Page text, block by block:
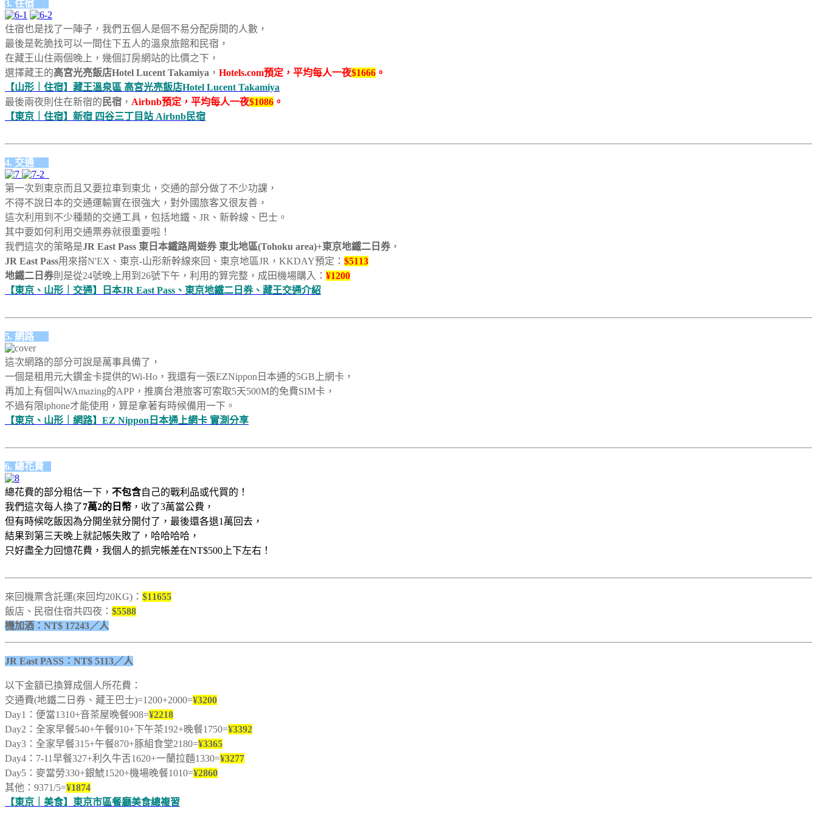
3. 住宿
住宿也是找了一陣子，我們五個人是個不易分配房間的人數，
最後是乾脆找可以一間住下五人的溫泉旅館和民宿，
在藏王山住兩個晚上，幾個訂房網站的比價之下，
選擇藏王的高宮光亮飯店Hotel Lucent Takamiya ， Hotels.com預定，平均每人一夜$1666 。
【山形｜住宿】藏王溫泉區 高宮光亮飯店Hotel Lucent Takamiya
最後兩夜則住在新宿的 民宿 ， Airbnb預定，平均每人一夜$1086 。
【東京｜住宿】新宿 四谷三丁目站 Airbnb民宿
4. 交通
第一次到東京而且又要拉車到東北，交通的部分做了不少功課，
不得不說日本的交通運輸實在很強大，對外國旅客又很友善，
這次利用到不少種類的交通工具，包括地鐵、JR、新幹線、巴士。
其中要如何利用交通票券就很重要啦！
我們這次的策略是JR East Pass 東日本鐵路周遊券 東北地區(Tohoku area)+東京地鐵二日券，
JR East Pass用來搭N'EX、東京-山形新幹線來回、東京地區JR，KKDAY預定： $5113
地鐵二日券則是從24號晚上用到26號下午，利用的算完整，成田機場購入： ¥1200
【東京、山形｜交通】日本JR East Pass、東京地鐵二日券、藏王交通介紹
5. 網路
這次網路的部分可說是萬事具備了，
一個是租用元大鑽金卡提供的Wi-Ho，我還有一張EZNippon日本通的5GB上網卡，
再加上有個叫WAmazing的APP，推廣台港旅客可索取5天500M的免費SIM卡，
不過有限iphone才能使用，算是拿著有時候備用一下。
【東京、山形｜網路】EZ Nippon日本通上網卡 實測分享
6. 總花費
總花費的部分粗估一下， 不包含自己的戰利品或代買的！
我們這次每人換了7萬2的日幣 ，收了3萬當公費，
但有時候吃飯因為分開坐就分開付了，最後還各退1萬回去，
結果到第三天晚上就記帳失敗了，哈哈哈哈，
只好盡全力回憶花費，我個人的抓完帳差在NT$500上下左右！
來回機票含託運(來回均20KG)： $11655
飯店、民宿住宿共四夜： $5588
機加酒：NT$ 17243／人
JR East PASS：NT$ 5113／人
以下金額已換算成個人所花費：
交通費(地鐵二日券、藏王巴士)=1200+2000=¥3200
Day1：便當1310+音茶屋晚餐908=¥2218
Day2：全家早餐540+午餐910+下午茶192+晚餐1750=¥3392
Day3：全家早餐315+午餐870+豚組食堂2180=¥3365
Day4：7-11早餐327+利久牛舌1620+一蘭拉麵1330=¥3277
Day5：麥當勞330+銀鯱1520+機場晚餐1010=¥2860
其他：9371/5=¥1874
【東京｜美食】東京市區餐廳美食總複習